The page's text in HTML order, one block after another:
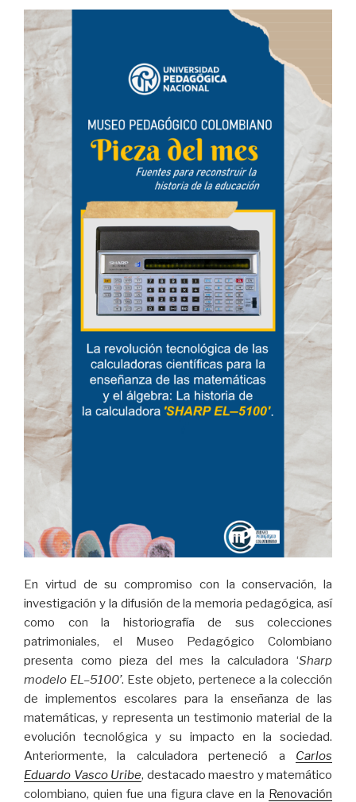
En virtud de su compromiso con la conservación, la
investigación y la difusión de la memoria pedagógica, así
como con la historiografía de sus colecciones
patrimoniales, el Museo Pedagógico Colombiano
presenta como pieza del mes la calculadora ‘Sharp
modelo EL–5100’. Este objeto, pertenece a la colección
de implementos escolares para la enseñanza de las
matemáticas, y representa un testimonio material de la
evolución tecnológica y su impacto en la sociedad.
Anteriormente, la calculadora perteneció a Carlos
Eduardo Vasco Uribe, destacado maestro y matemático
colombiano, quien fue una figura clave en la Renovación